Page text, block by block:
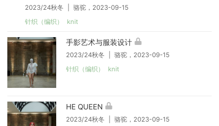
2023/24秋冬 | 骆驼，2023-09-15
针织（编织） knit
手影艺术与服装设计
2023/24秋冬 | 骆驼，2023-09-15
针织（编织） knit
HE QUEEN
2023/24秋冬 | 骆驼，2023-09-15